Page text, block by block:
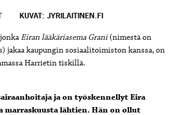
KUVAT: JYRILAITINEN.FI
Eiran lääkäriasema Grani(nimestä on
jakaa kaupungin sosiaalitoimiston kanssa, on
Harrietin tiskillä.
ja on työskennellyt Eira
marraskuusta lähtien. Hän on ollut